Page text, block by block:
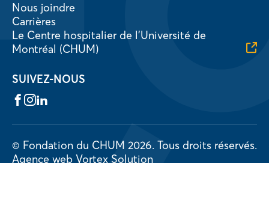
Nous joindre
Carrières
Le Centre hospitalier de l’Université de
Montréal (CHUM)
SUIVEZ-NOUS
Facebook
Instagram
LinkedIn
© Fondation du CHUM 2026. Tous droits réservés.
Agence web Vortex Solution